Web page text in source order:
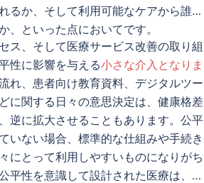
るか、そして利用可能なケアから誰が
、といった点においてです。
ス、そして医療サービス改善の取り組
性に影響を与える小さな介入となりま
れ、患者向け教育資料、デジタルツー
に関する日々の意思決定は、健康格差
逆に拡大させることもあります。公平
いない場合、標準的な仕組みや手続き
にとって利用しやすいものになりがち
平性を意識して設計された医療は、よ